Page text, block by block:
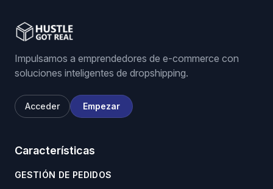
Impulsamos a emprendedores de e-commerce con
soluciones inteligentes de dropshipping.
Acceder Empezar
Características
GESTIÓN DE PEDIDOS